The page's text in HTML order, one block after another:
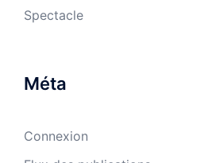
Spectacle
Méta
Connexion